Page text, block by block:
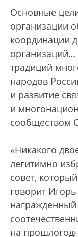
Основные
организации
координации
традиций
народов
и развитие
и
сообществом
«Никакого
легитимно
совет,
говорит
на